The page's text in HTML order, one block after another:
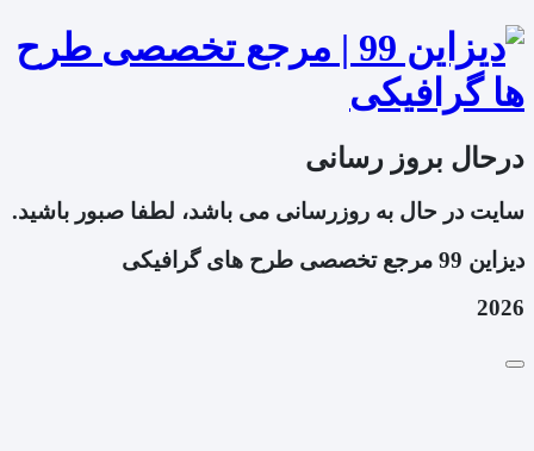
درحال بروز رسانی
سایت در حال به روزرسانی می باشد، لطفا صبور باشید.
دیزاین 99 مرجع تخصصی طرح های گرافیکی
2026